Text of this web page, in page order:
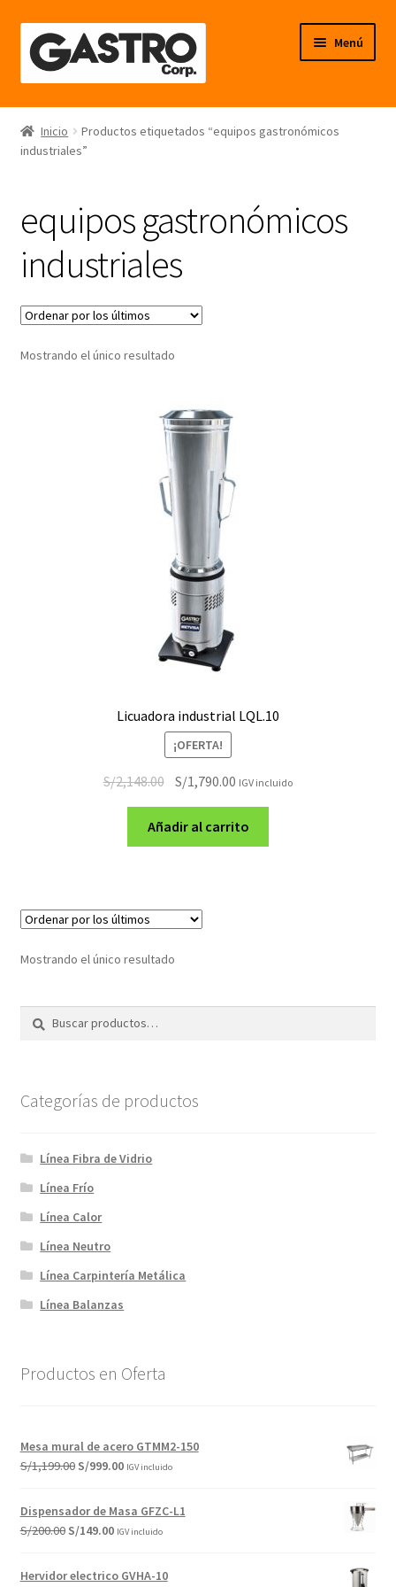
al
contenido
Menú
Línea Frío
Línea Calor
Línea Balanzas
Inicio
Productos etiquetados “equipos gastronómicos
industriales”
equipos gastronómicos
industriales
Mostrando el único resultado
Licuadora industrial LQL.10
¡OFERTA!
S/2,148.00 El
original
era:
S/1,790.00 El
actual
es:
IGV incluido
Añadir al carrito
Mostrando el único resultado
Categorías de productos
Línea Fibra de Vidrio
Línea Frío
Línea Calor
Línea Neutro
Línea Carpintería Metálica
Línea Balanzas
Productos en Oferta
Mesa mural de acero GTMM2-150
S/1,199.00 El
original
era:
S/999.00El
actual
IGV incluido
Dispensador de Masa GFZC-L1
S/200.00 El
original
S/149.00El
actual
IGV incluido
Hervidor electrico GVHA-10